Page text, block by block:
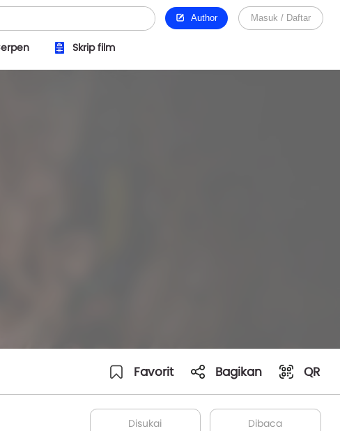
Author Masuk / Daftar
Skrip film
Favorit Bagikan QR
Disukai Dibaca